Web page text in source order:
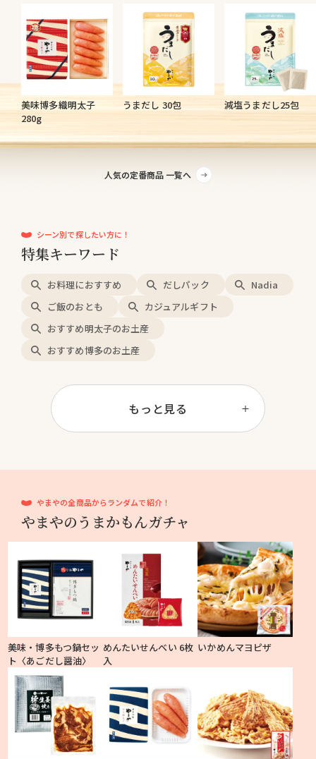
美味博多織明太子
280g
うまだし 30包 減塩うまだし25包
人気の定番商品 一覧へ
シーン別で探したい方に！
特集キーワード
お料理におすすめ だしパック
Nadia
ご飯のおとも
カジュアルギフト
おすすめ明太子のお土産
おすすめ博多のお土産
もっと見る
やまやの全商品からランダムで紹介！
やまやのうまかもんガチャ
美味・博多もつ鍋セッ
ト〈あごだし醤油〉
めんたいせんべい 6枚
入
いかめんマヨピザ